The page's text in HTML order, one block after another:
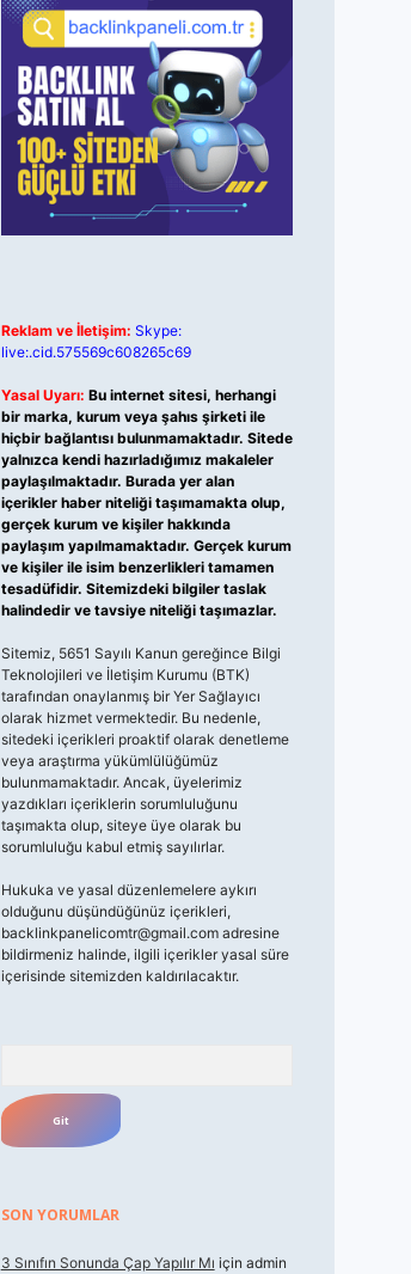
Reklam ve İletişim: Skype:
live:.cid.575569c608265c69
Yasal Uyarı: Bu internet sitesi, herhangi
bir marka, kurum veya şahıs şirketi ile
hiçbir bağlantısı bulunmamaktadır. Sitede
yalnızca kendi hazırladığımız makaleler
paylaşılmaktadır. Burada yer alan
içerikler haber niteliği taşımamakta olup,
gerçek kurum ve kişiler hakkında
paylaşım yapılmamaktadır. Gerçek kurum
ve kişiler ile isim benzerlikleri tamamen
tesadüfidir. Sitemizdeki bilgiler taslak
halindedir ve tavsiye niteliği taşımazlar.
Sitemiz, 5651 Sayılı Kanun gereğince Bilgi
Teknolojileri ve İletişim Kurumu (BTK)
tarafından onaylanmış bir Yer Sağlayıcı
olarak hizmet vermektedir. Bu nedenle,
sitedeki içerikleri proaktif olarak denetleme
veya araştırma yükümlülüğümüz
bulunmamaktadır. Ancak, üyelerimiz
yazdıkları içeriklerin sorumluluğunu
taşımakta olup, siteye üye olarak bu
sorumluluğu kabul etmiş sayılırlar.
Hukuka ve yasal düzenlemelere aykırı
olduğunu düşündüğünüz içerikleri,
backlinkpanelicomtr@gmail.comadresine
bildirmeniz halinde, ilgili içerikler yasal süre
içerisinde sitemizden kaldırılacaktır.
SON YORUMLAR
3 Sınıfın Sonunda Çap Yapılır Mı için admin